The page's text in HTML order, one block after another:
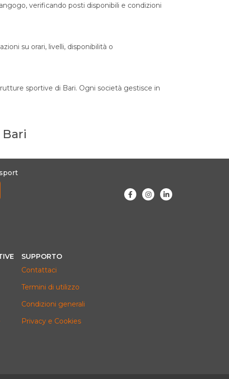
verificando posti disponibili e condizioni
su orari, livelli, disponibilità o
sportive di Bari. Ogni società gestisce in
SUPPORTO
Contattaci
Termini di utilizzo
Condizioni generali
Privacy e Cookies